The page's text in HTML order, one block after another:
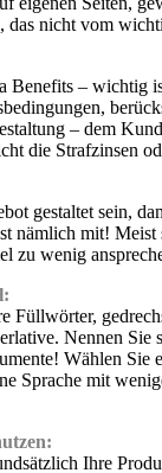
das nicht vom
Benefits – wichtig
– dem
die Strafzinsen
gestaltet sein,
nämlich mit!
zu wenig
Füllwörter,
Nennen Sie
Wählen Sie
Sprache mit
Ihre